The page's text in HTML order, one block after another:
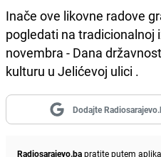
Inače ove likovne radove
pogledati na tradicionalnoj
novembra - Dana
kulturu u Jelićevoj ulici .
Dodajte
Radiosarajevo.bapratite putem